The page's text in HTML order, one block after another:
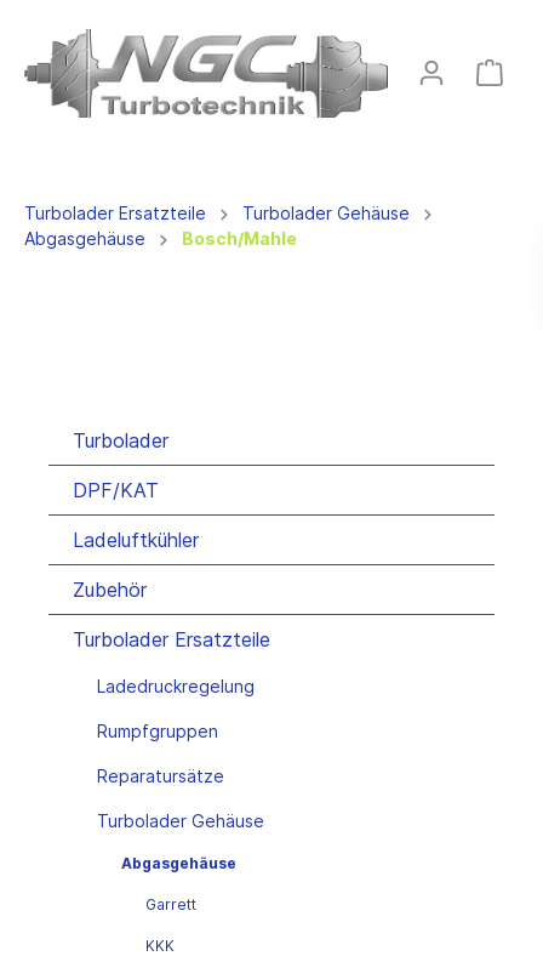
Turbolader Ersatzteile
Turbolader Gehäuse
Abgasgehäuse
Bosch/Mahle
Turbolader
DPF/KAT
Ladeluftkühler
Zubehör
Turbolader Ersatzteile
Ladedruckregelung
Rumpfgruppen
Reparatursätze
Turbolader Gehäuse
Abgasgehäuse
Garrett
KKK